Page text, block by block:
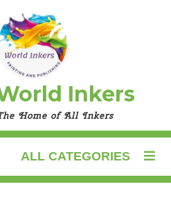
Inkers
Home of All Inkers
ALL CATEGORIES